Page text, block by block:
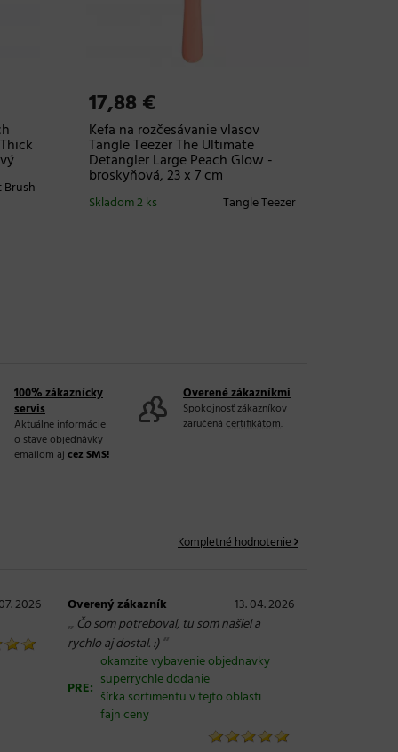
Brush
17,88 €
Kefa na rozčesávanie vlasov
Tangle Teezer The Ultimate
Detangler Large Peach Glow -
broskyňová, 23 x 7 cm
Tangle Teezer
Skladom 2 ks
100% zákaznícky
servis
Aktuálne informácie
o stave objednávky
emailom aj cez SMS!
Overené zákazníkmi
Spokojnosť zákazníkov
zaručená certifikátom.
Kompletné hodnotenie
2026
Overený zákazník 13. 04. 2026
„ Čo som potreboval, tu som našiel a
rychlo aj dostal. :)“
PRE:
okamzite vybavenie objednavky
superrychle dodanie
šírka sortimentu v tejto oblasti
fajn ceny